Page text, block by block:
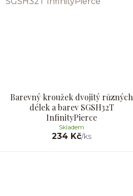
Barevný kroužek dvojitý různých
délek a barev SGSH32T
InfinityPierce
234 Kč/ks
Skladem